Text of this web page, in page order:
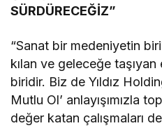
SÜRDÜRECEĞİZ”
“Sanat bir medeniyetin
kılan ve geleceğe
biridir. Biz de Yıldız
Mutlu Ol’ anlayışımızla
değer katan çalışmaları